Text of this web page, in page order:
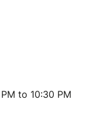
to 10:30 PM